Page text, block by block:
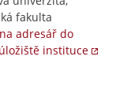
fakulta
adresář do
instituce